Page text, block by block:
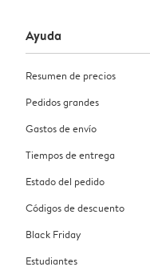
Ayuda
Resumen de precios
Pedidos grandes
Gastos de envío
Tiempos de entrega
Estado del pedido
Códigos de descuento
Black Friday
Estudiantes